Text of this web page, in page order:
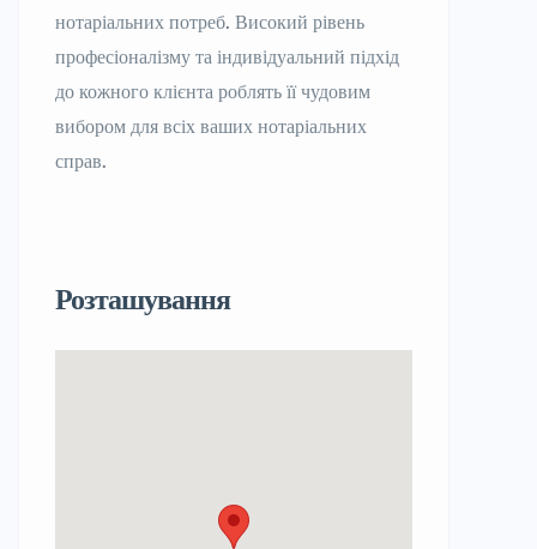
нотаріальних потреб. Високий рівень
професіоналізму та індивідуальний підхід
до кожного клієнта роблять її чудовим
вибором для всіх ваших нотаріальних
справ.
Розташування